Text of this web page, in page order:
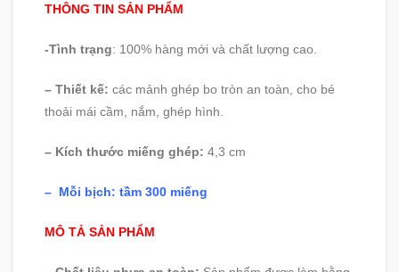
THÔNG TIN SẢN PHẨM
-Tình trạng: 100% hàng mới và chất lượng cao.
– Thiết kế: các mảnh ghép bo tròn an toàn, cho bé
thoải mái cầm, nắm, ghép hình.
– Kích thước miếng ghép: 4,3 cm
– Mỗi bịch: tầm 300 miếng
MÔ TẢ SẢN PHẨM